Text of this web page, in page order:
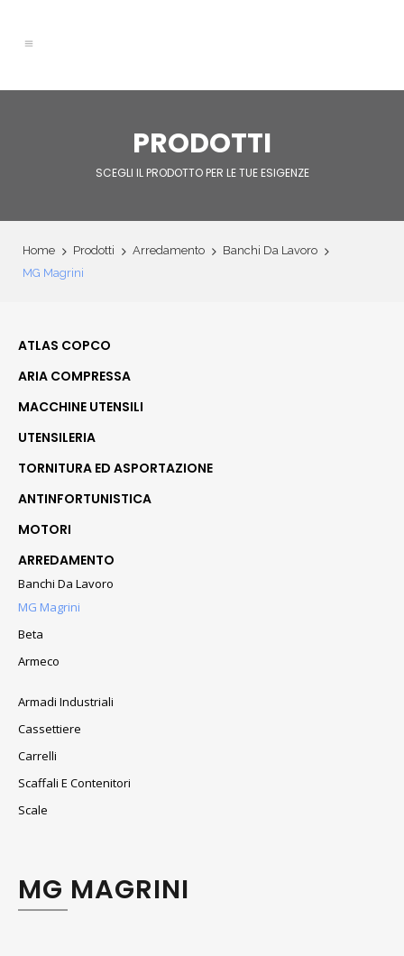
PRODOTTI
SCEGLI IL PRODOTTO PER LE TUE ESIGENZE
Home Prodotti Arredamento
Banchi Da Lavoro
MG Magrini
ATLAS COPCO
ARIA COMPRESSA
MACCHINE UTENSILI
UTENSILERIA
TORNITURA ED ASPORTAZIONE
ANTINFORTUNISTICA
MOTORI
ARREDAMENTO
Banchi Da Lavoro
MG Magrini
Beta
Armeco
Armadi Industriali
Cassettiere
Carrelli
Scaffali E Contenitori
Scale
MG MAGRINI